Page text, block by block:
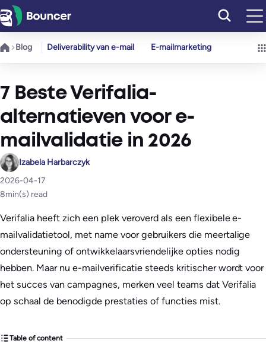
Ga
naar
de
Blog Deliverability van e-mail E-mailmarketing
7 Beste Verifalia-
alternatieven voor e-
mailvalidatie in 2026
Izabela Harbarczyk
2026-04-17
8min(s) read
Verifalia heeft zich een plek veroverd als een flexibele e-
mailvalidatietool, met name voor gebruikers die meertalige
ondersteuning of ontwikkelaarsvriendelijke opties nodig
hebben. Maar nu e-mailverificatie steeds kritischer wordt voor
het succes van campagnes, merken veel teams dat Verifalia
op schaal de benodigde prestaties of functies mist.
Table of content